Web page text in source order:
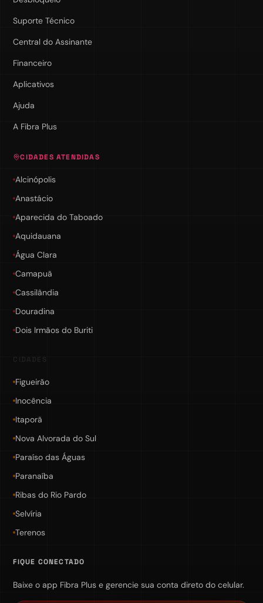
Suporte Técnico
Central do Assinante
Financeiro
Aplicativos
Ajuda
A Fibra Plus
CIDADES ATENDIDAS
Alcinópolis
Anastácio
Aparecida do Taboado
Aquidauana
Água Clara
Camapuã
Cassilândia
Douradina
Dois Irmãos do Buriti
Figueirão
Inocência
Itaporã
Nova Alvorada do Sul
Paraíso das Águas
Paranaíba
Ribas do Rio Pardo
Selvíria
Terenos
FIQUE CONECTADO
Baixe o app Fibra Plus e gerencie sua conta direto do celular.